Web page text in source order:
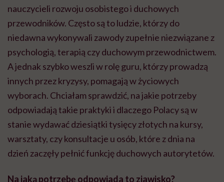
nauczycieli rozwoju osobistego i duchowych
przewodników. Często są to ludzie, którzy do
niedawna wykonywali zawody zupełnie niezwiązane z
psychologią, terapią czy duchowym przewodnictwem.
A jednak szybko weszli w rolę guru, którzy prowadzą
innych przez kryzysy, pomagają w życiowych
wyborach. Chciałam sprawdzić, na jakie potrzeby
odpowiadają takie praktyki i dlaczego Polacy są w
stanie wydawać dziesiątki tysięcy złotych na kursy,
warsztaty, czy konsultacje u osób, które z dnia na
dzień zaczęły pełnić funkcję duchowych autorytetów.
Na jaką potrzebę odpowiada to zjawisko?